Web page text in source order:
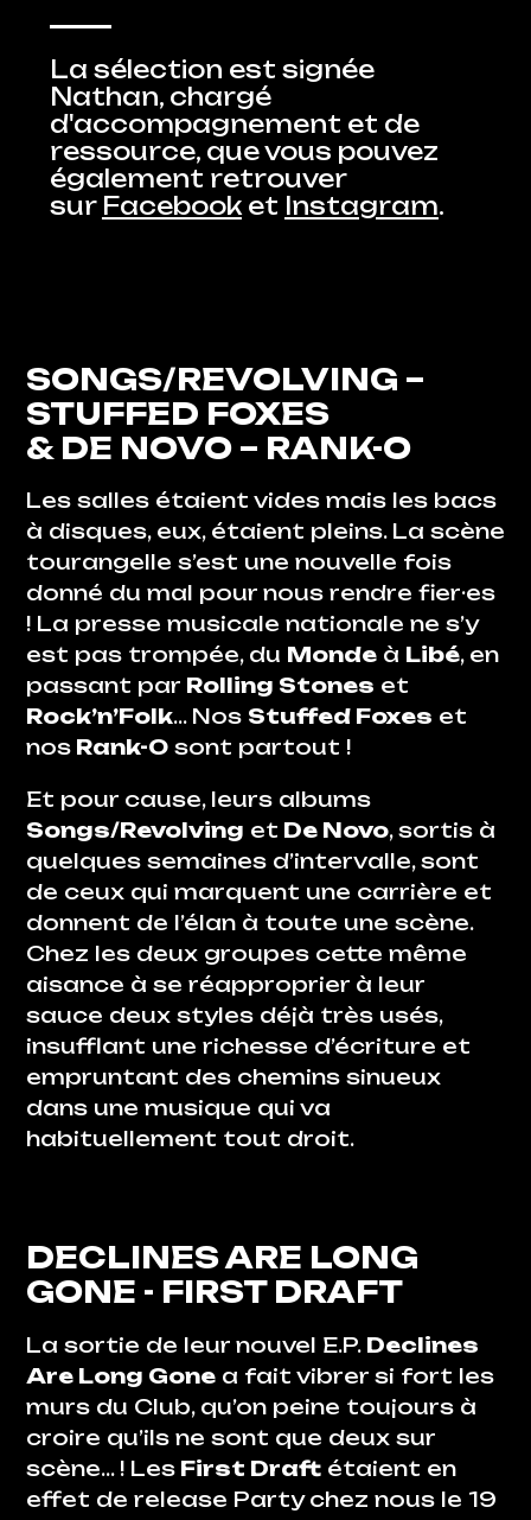
La sélection est signée
Nathan, chargé
d'accompagnement et de
ressource, que vous pouvez
également retrouver
sur Facebooket Instagram.
SONGS/REVOLVING –
STUFFED FOXES
& DE NOVO– RANK-O
Les salles étaient vides mais les bacs
à disques, eux, étaient pleins. La scène
tourangelle s’est une nouvelle fois
donné du mal pour nous rendre fier·es
! La presse musicale nationale ne s’y
est pas trompée, du Mondeà Libé, en
passant par Rolling Stones et
Rock’n’Folk… Nos Stuffed Foxes et
nosRank-Osont partout !
Et pour cause, leurs albums
Songs/Revolving et De Novo, sortis à
quelques semaines d’intervalle, sont
de ceux qui marquent une carrière et
donnent de l’élan à toute une scène.
Chez les deux groupes cette même
aisance à se réapproprier à leur
sauce deux styles déjà très usés,
insufflant une richesse d’écriture et
empruntant des chemins sinueux
dans une musique qui va
habituellement tout droit.
DECLINES ARE LONG
GONE - FIRST DRAFT
La sortie de leur nouvel E.P. Declines
Are Long Gonea fait vibrer si fort les
murs du Club, qu’on peine toujours à
croire qu’ils ne sont que deux sur
scène… ! LesFirst Draftétaient en
effet de release Party chez nous le 19